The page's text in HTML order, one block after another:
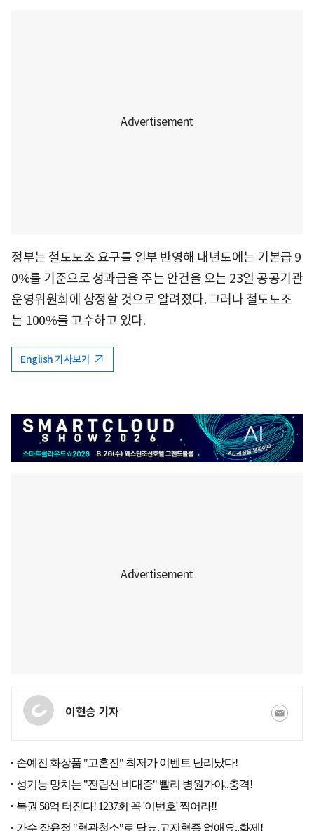
정부는 철도노조 요구를 일부 반영해 내년도에는 기본급 9
0%를 기준으로 성과급을 주는 안건을 오는 23일 공공기관
운영위원회에 상정할 것으로 알려졌다. 그러나 철도노조
는 100%를 고수하고 있다.
English 기사보기
이현승 기자